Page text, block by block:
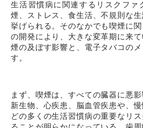
生活習慣病に関連するリスクファ
煙、ストレス、食生活、不規則な
挙げられる。そのなかでも喫煙に
の開発により、大きな変革期に来
煙の及ぼす影響と、電子タバコのメ
す。
まず、喫煙は、すべての臓器に悪
新生物、心疾患、脳血管疾患や、
どの多くの生活習慣病の重要なリ